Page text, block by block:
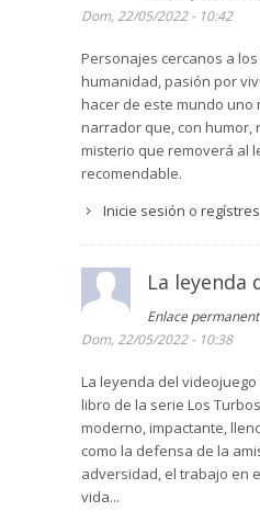
Dom, 22/05/2022 - 10:42
Personajes cercanos a
humanidad, pasión por
hacer de este mundo uno
narrador que, con humor,
misterio que removerá al
recomendable.
Inicie sesión o
La leyenda
Enlace
Dom, 22/05/2022 - 10:38
La leyenda del
libro de la serie Los
moderno, impactante,
como la defensa de la
adversidad, el trabajo en
vida...